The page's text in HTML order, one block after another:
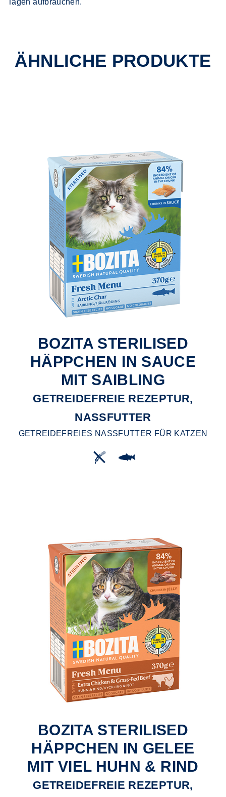
Tagen aufbrauchen.
ÄHNLICHE PRODUKTE
BOZITA STERILISED
HÄPPCHEN IN SAUCE
MIT SAIBLING
GETREIDEFREIE REZEPTUR,
NASSFUTTER
GETREIDEFREIES NASSFUTTER FÜR KATZEN
BOZITA STERILISED
HÄPPCHEN IN GELEE
MIT VIEL HUHN & RIND
GETREIDEFREIE REZEPTUR,